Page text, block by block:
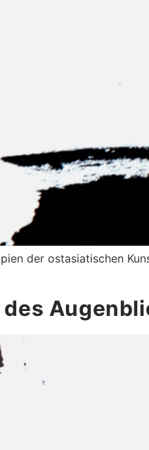
der ostasiatischen